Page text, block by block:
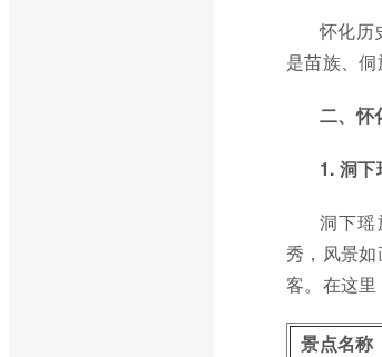
怀化历
是苗族、
二、怀
1. 洞下
洞下
秀，风景
客。在这里
景点名称